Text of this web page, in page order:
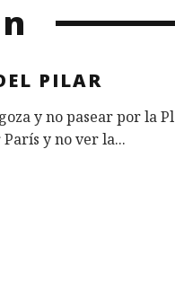
PILAR
y no pasear por la
y no ver la...